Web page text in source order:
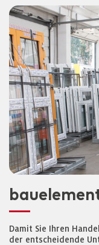
Damit Sie Ihren
der entscheidende